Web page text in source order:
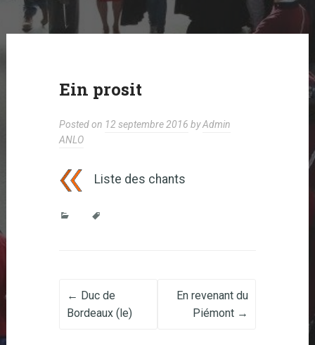
Ein prosit
Posted on 12 septembre 2016 byAdmin
ANLO
Liste des chants
Post navigation
← Duc de
Bordeaux (le)
En revenant du
Piémont →